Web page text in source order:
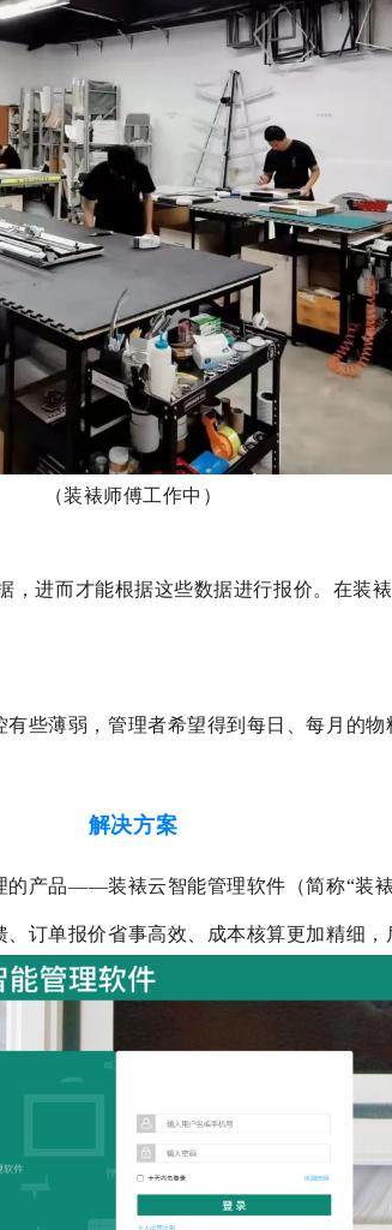
（装裱师傅工作中）
进而才能根据这些数据进行报价。在装
些薄弱，管理者希望得到每日、每月的
解决方案
产品——装裱云智能管理软件（简称“装裱
订单报价省事高效、成本核算更加精细，